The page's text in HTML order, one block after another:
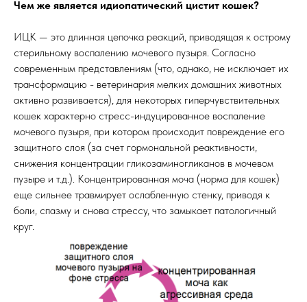
Чем же является идиопатический цистит кошек?
ИЦК — это длинная цепочка реакций, приводящая к острому
стерильному воспалению мочевого пузыря. Согласно
современным представлениям (что, однако, не исключает их
трансформацию - ветеринария мелких домашних животных
активно развивается), для некоторых гиперчувствительных
кошек характерно стресс-индуцированное воспаление
мочевого пузыря, при котором происходит повреждение его
защитного слоя (за счет гормональной реактивности,
снижения концентрации гликозаминогликанов в мочевом
пузыре и т.д.). Концентрированная моча (норма для кошек)
еще сильнее травмирует ослабленную стенку, приводя к
боли, спазму и снова стрессу, что замыкает патологичный
круг.